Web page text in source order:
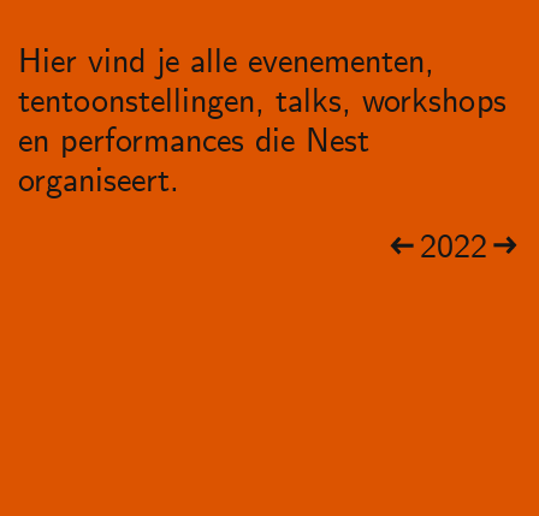
Hier vind je alle evenementen,
tentoonstellingen, talks, workshops
en performances die Nest
organiseert.
2022